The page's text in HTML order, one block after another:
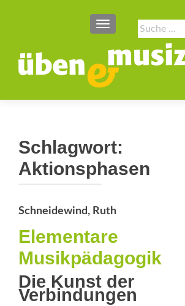
Suche
nach:
SCHALTE
Schlagwort:
Aktionsphasen
Schneidewind, Ruth
Elementare
Musikpädagogik
Die Kunst der
Verbindungen